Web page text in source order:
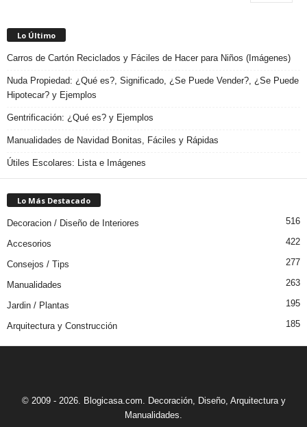
Lo Último
Carros de Cartón Reciclados y Fáciles de Hacer para Niños (Imágenes)
Nuda Propiedad: ¿Qué es?, Significado, ¿Se Puede Vender?, ¿Se Puede
Hipotecar? y Ejemplos
Gentrificación: ¿Qué es? y Ejemplos
Manualidades de Navidad Bonitas, Fáciles y Rápidas
Útiles Escolares: Lista e Imágenes
Lo Más Destacado
Decoracion / Diseño de Interiores 516
Accesorios 422
Consejos / Tips 277
Manualidades 263
Jardin / Plantas 195
Arquitectura y Construcción 185
© 2009 - 2026. Blogicasa.com. Decoración, Diseño, Arquitectura y
Manualidades.